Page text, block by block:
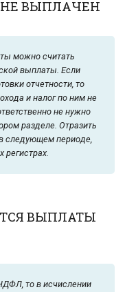
ВЫПЛАЧЕН
можно считать
выплаты. Если
отчетности, то
и налог по ним не
не нужно
разделе. Отразить
следующем периоде,
регистрах.
ВЫПЛАТЫ
то в исчислении